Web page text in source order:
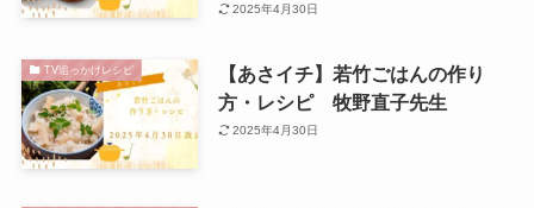
2025年4月30日
TV追っかけレシピ
【あさイチ】若竹ごはんの作り
方・レシピ 牧野直子先生
2025年4月30日